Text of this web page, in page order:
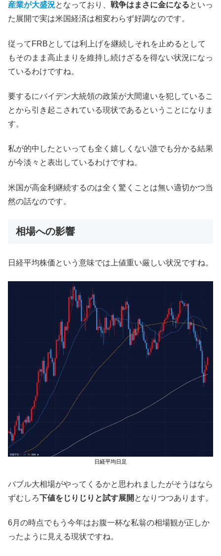
産業が大盛況となっており、 戦争はまさに金になるといっ
た展開で実は米国経済は相変わらず好調なのです。
従ってFRBとしては利上げを継続しそれを止めるとして
もそのまま高止まりを維持し続けざるを得ない状況になっ
ているわけですね。
要するにバイデン大統領の政策が大間違いを犯しているこ
とから引き起こされている現状であるということになりま
す。
私が的中したといっても全く嬉しくない誰でも分かる結果
が今淡々と表出しているわけですね。
米国が高金利継続するのは全く驚くことは無い適切かつ当
然の話なのです。
相場への影響
日経平均株価という意味では上値重い厳しい状況ですね。
日経平均日足
バブル大相場がやってくるかと思われましたがそうはなら
ずむしろ下値をじりじりと試す展開 となりつつあります。
6月の時点でもう今年はお腹一杯な私翁の相場観が正しか
ったように見える現状ですね。